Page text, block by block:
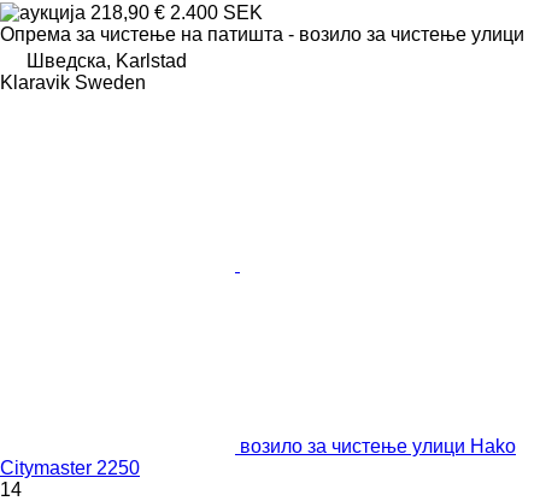
218,90 € 2.400 SEK
Опрема за чистење на патишта - возило за чистење улици
Шведска, Karlstad
Klaravik Sweden
возило за чистење улици Hako
Citymaster 2250
14